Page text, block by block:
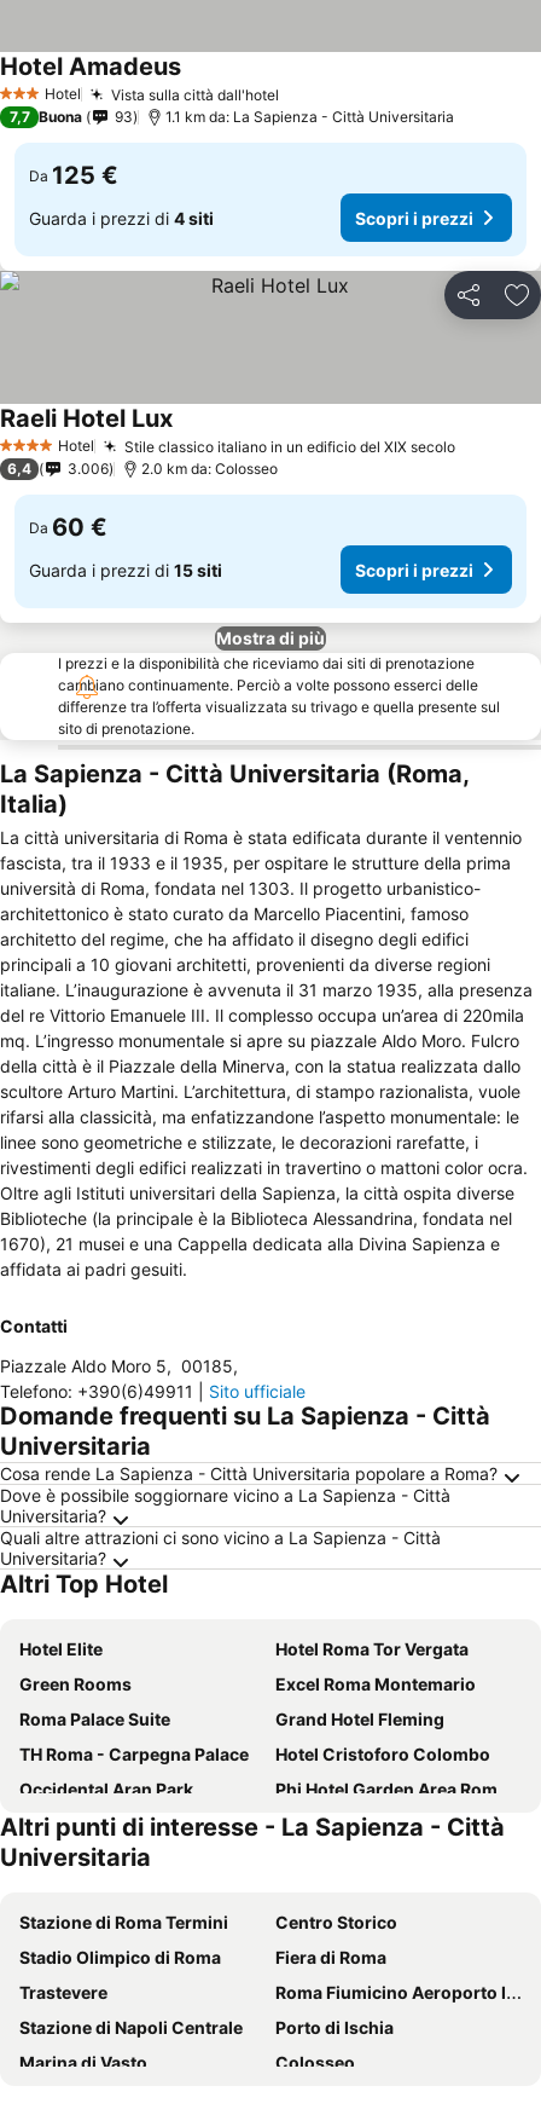
3 StelleHotel Vista sulla città dall'hotel
Hotel Amadeus
7,7 Buona 93 1.1 km da: La Sapienza - Città Universitaria
Da 125 €
Guarda i prezzi di 4 siti Scopri i prezzi
Condividi
4 Stelle Hotel Stile classico italiano in un edificio del XIX secolo
Raeli Hotel Lux
6,4 3.006 2.0 km da: Colosseo
Da 60 €
Guarda i prezzi di 15 siti Scopri i prezzi
Mostra di più
I prezzi e la disponibilità che riceviamo dai siti di prenotazione
cambiano continuamente. Perciò a volte possono esserci delle
differenze tra l’offerta visualizzata su trivago e quella presente sul
sito di prenotazione.
La Sapienza - Città Universitaria (Roma,
Italia)
La città universitaria di Roma è stata edificata durante il ventennio
fascista, tra il 1933 e il 1935, per ospitare le strutture della prima
università di Roma, fondata nel 1303. Il progetto urbanistico-
architettonico è stato curato da Marcello Piacentini, famoso
architetto del regime, che ha affidato il disegno degli edifici
principali a 10 giovani architetti, provenienti da diverse regioni
italiane. L’inaugurazione è avvenuta il 31 marzo 1935, alla presenza
del re Vittorio Emanuele III. Il complesso occupa un’area di 220mila
mq. L’ingresso monumentale si apre su piazzale Aldo Moro. Fulcro
della città è il Piazzale della Minerva, con la statua realizzata dallo
scultore Arturo Martini. L’architettura, di stampo razionalista, vuole
rifarsi alla classicità, ma enfatizzandone l’aspetto monumentale: le
linee sono geometriche e stilizzate, le decorazioni rarefatte, i
rivestimenti degli edifici realizzati in travertino o mattoni color ocra.
Oltre agli Istituti universitari della Sapienza, la città ospita diverse
Biblioteche (la principale è la Biblioteca Alessandrina, fondata nel
1670), 21 musei e una Cappella dedicata alla Divina Sapienza e
affidata ai padri gesuiti.
Contatti
Piazzale Aldo Moro 5, 00185,
Telefono: +390(6)49911 Sito ufficiale
Domande frequenti su La Sapienza - Città
Universitaria
Cosa rende La Sapienza - Città Universitaria popolare a Roma?
Dove è possibile soggiornare vicino a La Sapienza - Città
Universitaria?
Quali altre attrazioni ci sono vicino a La Sapienza - Città
Universitaria?
Altri Top Hotel
Hotel Elite
Hotel Roma Tor Vergata
Green Rooms
Excel Roma Montemario
Roma Palace Suite
Grand Hotel Fleming
TH Roma - Carpegna Palace
Hotel Cristoforo Colombo
Occidental Aran Park
Phi Hotel Garden Area Roma Eur
Raeli Hotel Archimede
hu Roma Camping In Town
Quality Hotel Nova Domus
Hotel Principe Di Piemonte
Roma Palace
Hotel American Palace Eur
Hotel Taormina
Best Western Globus Hotel
Favola Romana
Best Western Hotel Astrid
Ibis Roma Fiera
Hotel Torino
Abitart Hotel
Altri punti di interesse - La Sapienza - Città
Universitaria
Stazione di Roma Termini
Centro Storico
Stadio Olimpico di Roma
Fiera di Roma
Trastevere
Roma Fiumicino Aeroporto Internazionale Leonardo da Vinci
Stazione di Napoli Centrale
Porto di Ischia
Marina di Vasto
Colosseo